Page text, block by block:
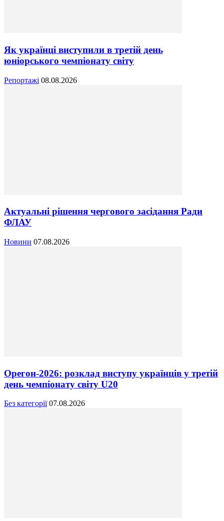
Як українці виступили в третій день
юніорського чемпіонату світу
Репортажі 08.08.2026
Актуальні рішення чергового засідання Ради
ФЛАУ
Новини 07.08.2026
Орегон-2026: розклад виступу українців у третій
день чемпіонату світу U20
Без категорії 07.08.2026